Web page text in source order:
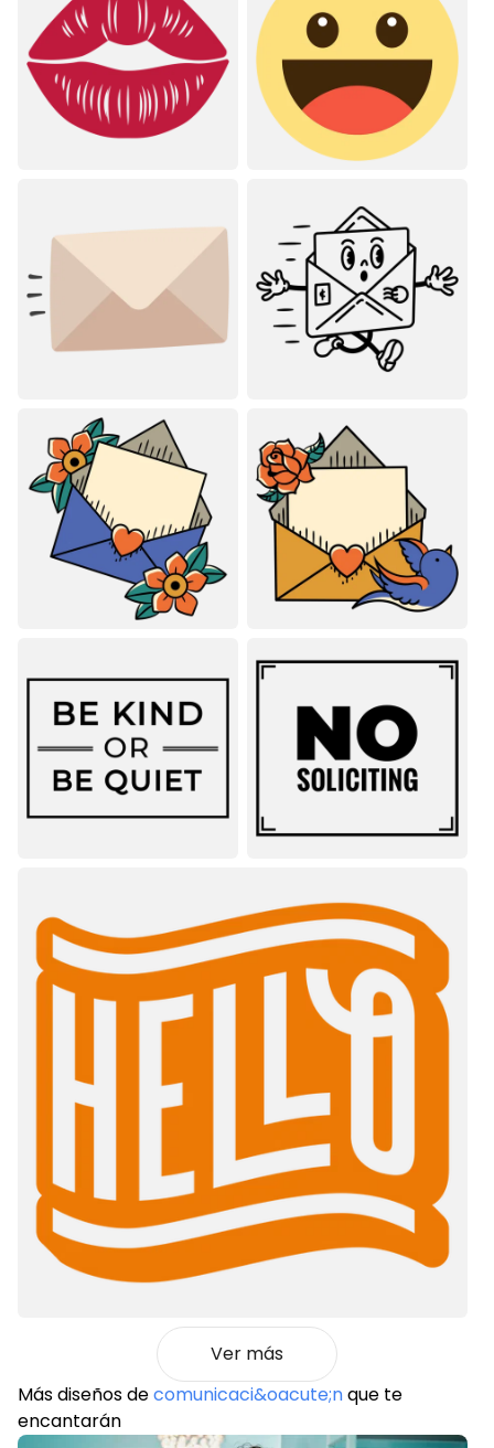
Ver más
Más diseños decomunicaci&oacute;nque te
encantarán